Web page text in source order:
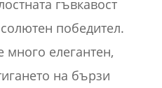
гъвкавост
победител.
много елегантен,
на бързи